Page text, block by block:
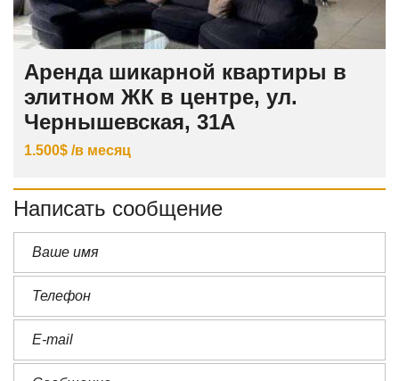
Аренда шикарной квартиры в
элитном ЖК в центре, ул.
Чернышевская, 31А
1.500$ /в месяц
Написать сообщение